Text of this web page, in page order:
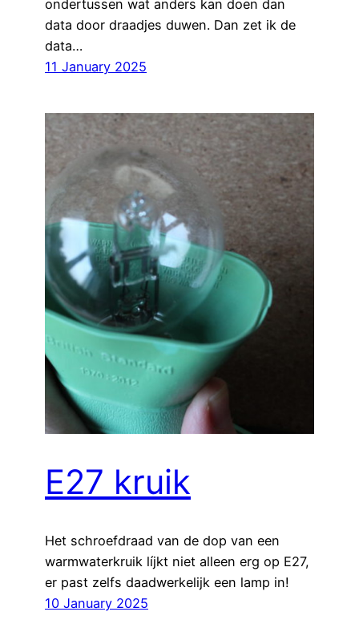
ondertussen wat anders kan doen dan
data door draadjes duwen. Dan zet ik de
data…
11 January 2025
E27 kruik
Het schroefdraad van de dop van een
warmwaterkruik líjkt niet alleen erg op E27,
er past zelfs daadwerkelijk een lamp in!
10 January 2025